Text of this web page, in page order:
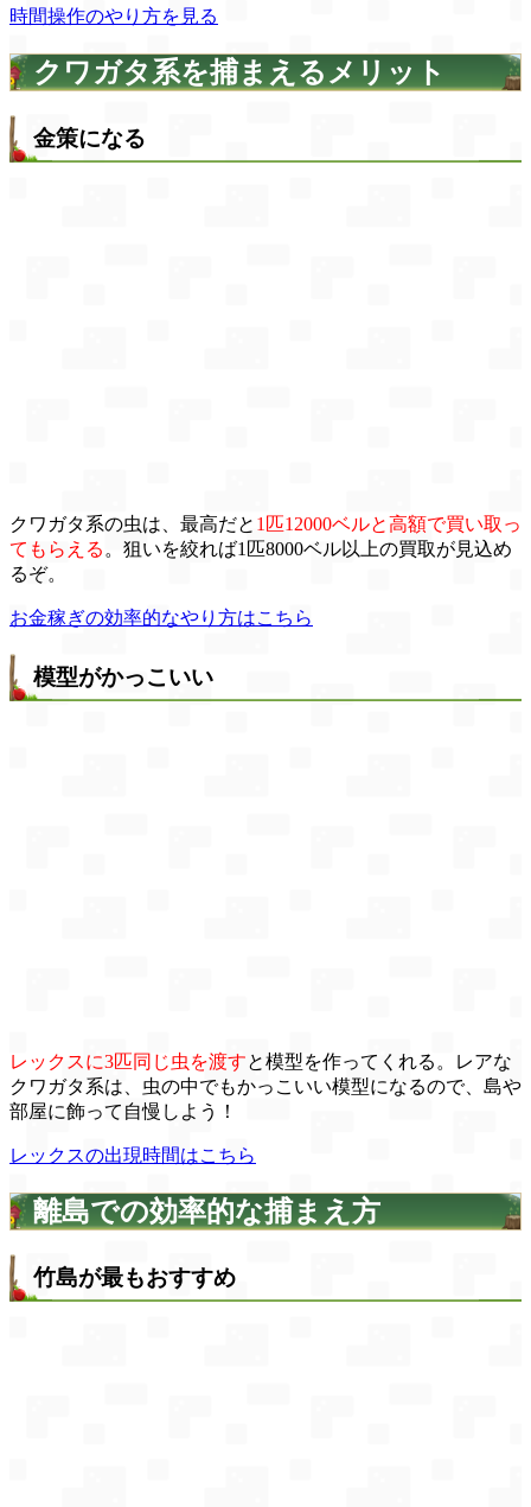
時間操作のやり方を見る
クワガタ系を捕まえるメリット
金策になる
クワガタ系の虫は、最高だと 1匹12000ベルと高額で買い取っ
てもらえる 。狙いを絞れば1匹8000ベル以上の買取が見込め
るぞ。
お金稼ぎの効率的なやり方はこちら
模型がかっこいい
レックスに3匹同じ虫を渡すと模型を作ってくれる。レアな
クワガタ系は、虫の中でもかっこいい模型になるので、島や
部屋に飾って自慢しよう！
レックスの出現時間はこちら
離島での効率的な捕まえ方
竹島が最もおすすめ